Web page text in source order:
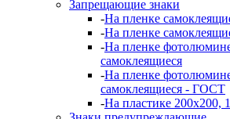
Запрещающие знаки
-На пленке
-На пленке
-На пленке
самоклеящиеся
-На пленке
самоклеящиеся - ГОСТ
-На пластике 200х200,